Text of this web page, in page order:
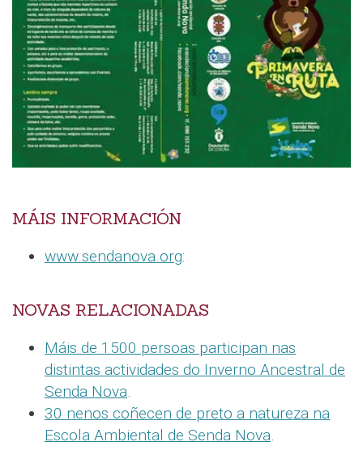
MÁIS INFORMACIÓN
www.sendanova.org:
NOVAS RELACIONADAS
Máis de 1500 persoas participan nas
distintas actividades do Inverno Ancestral de
Senda Nova.
30 nenos coñecen de preto a natureza na
Escola Ambiental de Senda Nova.